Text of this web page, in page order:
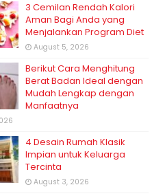
3 Cemilan Rendah Kalori
Aman Bagi Anda yang
Menjalankan Program Diet
August 5, 2026
Berikut Cara Menghitung
Berat Badan Ideal dengan
Mudah Lengkap dengan
Manfaatnya
4 Desain Rumah Klasik
Impian untuk Keluarga
Tercinta
August 3, 2026